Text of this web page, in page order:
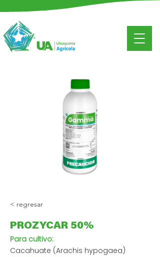
< regresar
PROZYCAR 50%
Para cultivo:
Cacahuate (Arachis hypogaea)